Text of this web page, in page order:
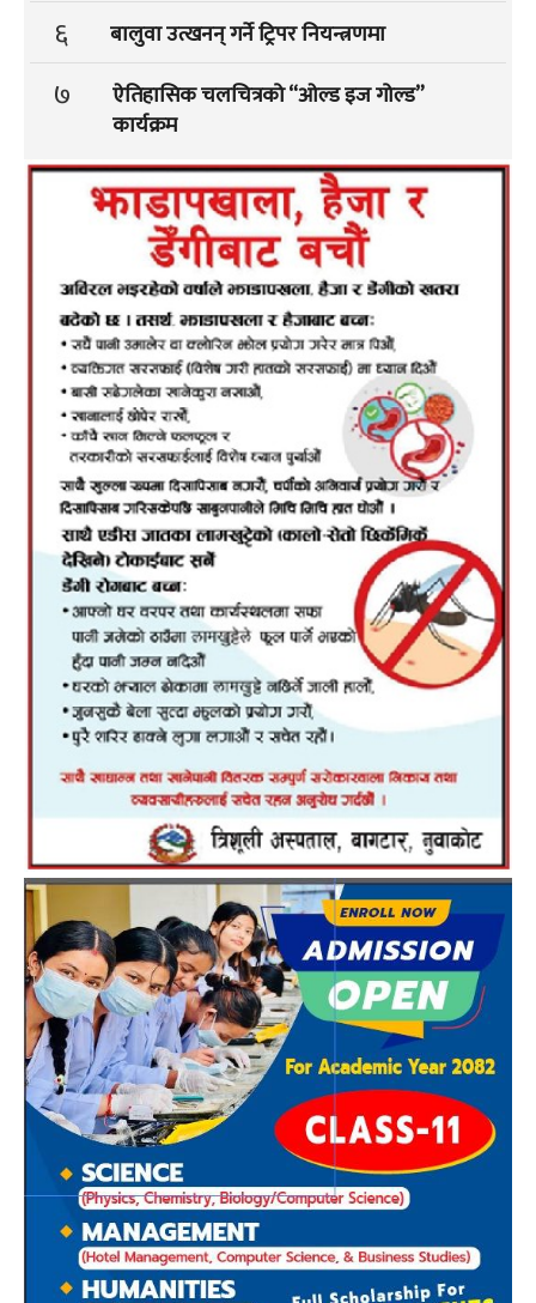
६ बालुवा उत्खनन् गर्ने ट्रिपर नियन्त्रणमा
७
ऐतिहासिक चलचित्रको “ओल्ड इज गोल्ड”
कार्यक्रम